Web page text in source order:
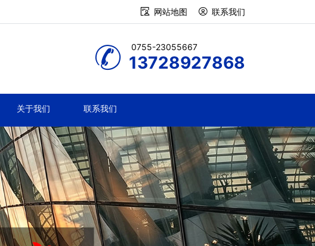
网站地图 联系我们
0755-23055667
13728927868
关于我们 联系我们